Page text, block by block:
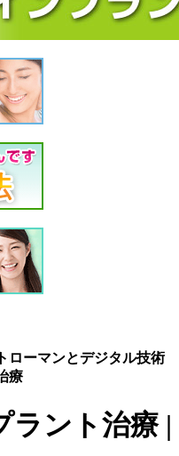
ローマンとデジタル技術
療
ラント治療 |